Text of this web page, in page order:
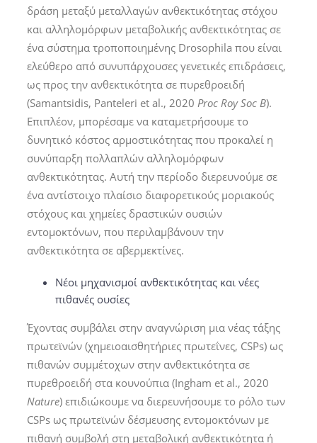
δράση μεταξύ μεταλλαγών ανθεκτικότητας στόχου
και αλληλομόρφων μεταβολικής ανθεκτικότητας σε
ένα σύστημα τροποποιημένης Drosophila που είναι
ελεύθερο από συνυπάρχουσες γενετικές επιδράσεις,
ως προς την ανθεκτικότητα σε πυρεθροειδή
(Samantsidis, Panteleri et al., 2020 Proc Roy Soc B).
Επιπλέον, μπορέσαμε να καταμετρήσουμε το
δυνητικό κόστος αρμοστικότητας που προκαλεί η
συνύπαρξη πολλαπλών αλληλομόρφων
ανθεκτικότητας. Αυτή την περίοδο διερευνούμε σε
ένα αντίστοιχο πλαίσιο διαφορετικούς μοριακούς
στόχους και χημείες δραστικών ουσιών
εντομοκτόνων, που περιλαμβάνουν την
ανθεκτικότητα σε αβερμεκτίνες.
Νέοι μηχανισμοί ανθεκτικότητας και νέες
πιθανές ουσίες
Έχοντας συμβάλει στην αναγνώριση μια νέας τάξης
πρωτεϊνών (χημειοαισθητήριες πρωτεΐνες, CSPs) ως
πιθανών συμμέτοχων στην ανθεκτικότητα σε
πυρεθροειδή στα κουνούπια (Ingham et al., 2020
Nature) επιδιώκουμε να διερευνήσουμε το ρόλο των
CSPs ως πρωτεϊνών δέσμευσης εντομοκτόνων με
πιθανή συμβολή στη μεταβολική ανθεκτικότητα ή